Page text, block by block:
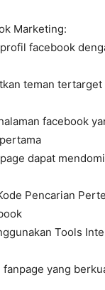
Marketing:
facebook
teman
facebook
dapat
Pencarian
Tools
yang